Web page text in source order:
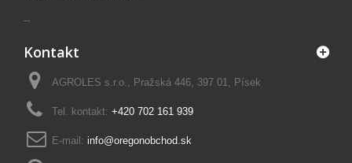
--
Kontakt
AGROLES s.r.o., Pražská 446, 397 01, Písek
Tel. kontakt: +420 702 161 939
E-mail: info@oregonobchod.sk